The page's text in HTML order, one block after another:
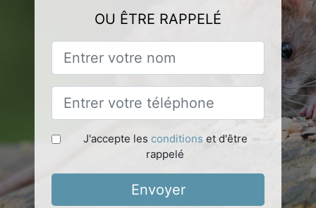
OU ÊTRE RAPPELÉ
J'accepte les conditions et d'être
rappelé
Envoyer